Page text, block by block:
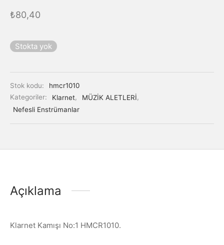
₺80,40
Stokta yok
Stok kodu:
hmcr1010
Kategoriler:
Klarnet, MÜZİK ALETLERİ,
Nefesli Enstrümanlar
Açıklama
Klarnet Kamışı No:1 HMCR1010.